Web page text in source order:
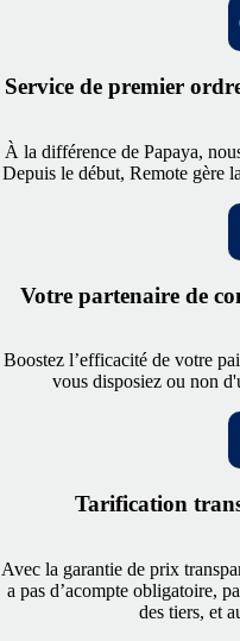
Service de premier
À la différence de Papaya,
Depuis le début, Remote gère
Votre partenaire de
Boostez l’efficacité de votre
vous disposiez ou non
Tarification
Avec la garantie de prix
a pas d’acompte obligatoire,
des tiers, et